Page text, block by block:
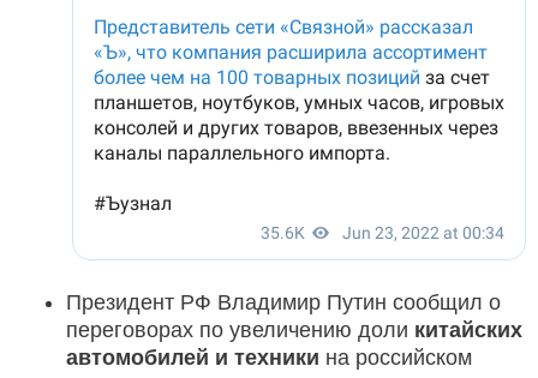
Президент РФ Владимир Путин сообщил о
переговорах по увеличению доли китайских
автомобилей и техники на российском